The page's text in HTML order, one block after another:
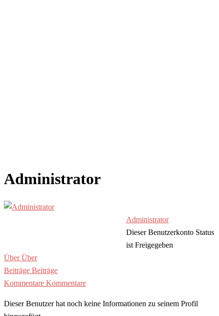
Administrator
Administrator
Dieser Benutzerkonto Status
ist Freigegeben
Über Über
Beiträge Beiträge
Kommentare Kommentare
Dieser Benutzer hat noch keine Informationen zu seinem Profil